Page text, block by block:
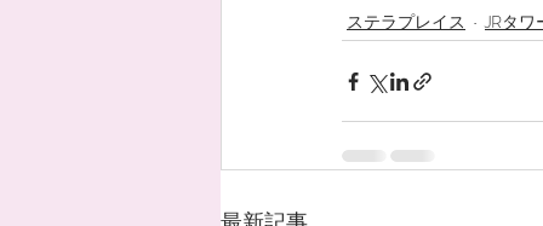
ステラプレイス JRタワ